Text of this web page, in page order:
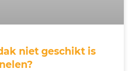
niet geschikt is